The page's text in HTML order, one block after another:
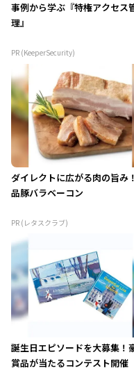
事例から学ぶ『特権アクセス
理』
PR (KeeperSecurity)
ダイレクトに広がる肉の旨み
品豚バラベーコン
PR (レタスクラブ)
誕生日エピソードを大募集！
賞品が当たるコンテスト開催